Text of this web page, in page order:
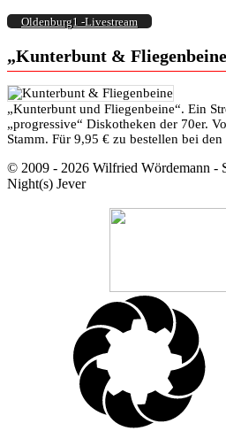
Oldenburg1 -Livestream
„Kunterbunt &
„Kunterbunt und Fliegenbeine“. Ein
„progressive“ Diskotheken der 70er.
Stamm. Für 9,95 € zu bestellen bei den
© 2009 - 2026 Wilfried Wördemann -
Night(s) Jever